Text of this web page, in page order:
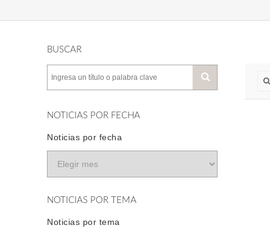
BUSCAR
NOTICIAS POR FECHA
Noticias por fecha
NOTICIAS POR TEMA
Noticias por tema